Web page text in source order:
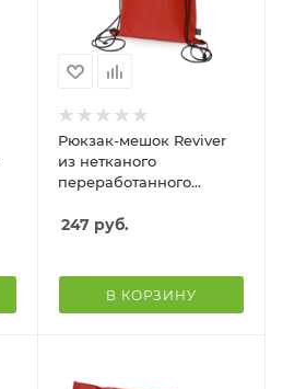
Рюкзак-мешок Reviver
из нетканого
переработанного
красный
247 руб.
В КОРЗИНУ